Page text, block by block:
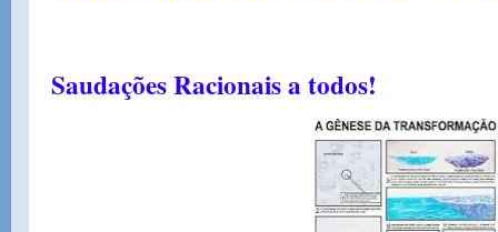
Saudações Racionais a todos!